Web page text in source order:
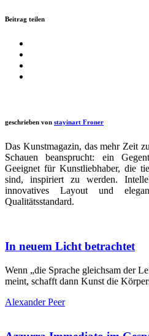
Beitrag teilen
geschrieben von stayinart Froner
Das Kunstmagazin, das mehr Zeit
Schauen beansprucht: ein
Geeignet für Kunstliebhaber, die
sind, inspiriert zu werden.
innovatives Layout und
Qualitätsstandard.
In neuem Licht betrachtet
Wenn „die Sprache gleichsam der
meint, schafft dann Kunst die
Alexander Peer